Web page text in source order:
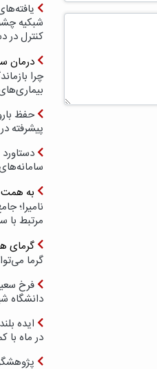
شبکیه
کنترل
درمان
چرا
حفظ
پیشرفته
به همت
مرتبط با
گرمای
گرما
فرخ
دانشگاه
ایده
در ماه با